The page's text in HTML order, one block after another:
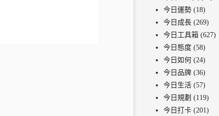
今日運勢 (18)
今日成長 (269)
今日工具箱 (627)
今日態度 (58)
今日如何 (24)
今日品牌 (36)
今日生活 (57)
今日規劃 (119)
今日打卡 (201)